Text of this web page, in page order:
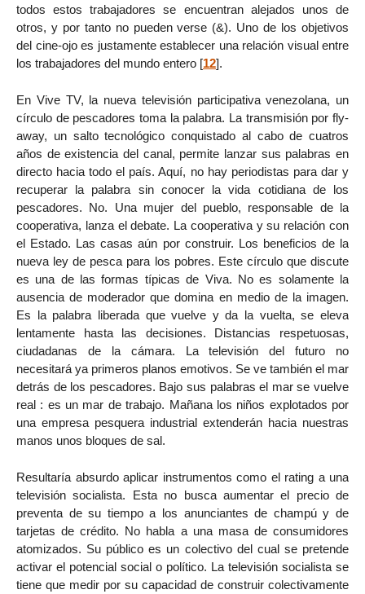
todos estos trabajadores se encuentran alejados unos de
otros, y por tanto no pueden verse (&). Uno de los objetivos
del cine-ojo es justamente establecer una relación visual entre
los trabajadores del mundo entero [12].
En Vive TV, la nueva televisión participativa venezolana, un
círculo de pescadores toma la palabra. La transmisión por fly-
away, un salto tecnológico conquistado al cabo de cuatros
años de existencia del canal, permite lanzar sus palabras en
directo hacia todo el país. Aquí, no hay periodistas para dar y
recuperar la palabra sin conocer la vida cotidiana de los
pescadores. No. Una mujer del pueblo, responsable de la
cooperativa, lanza el debate. La cooperativa y su relación con
el Estado. Las casas aún por construir. Los beneficios de la
nueva ley de pesca para los pobres. Este círculo que discute
es una de las formas típicas de Viva. No es solamente la
ausencia de moderador que domina en medio de la imagen.
Es la palabra liberada que vuelve y da la vuelta, se eleva
lentamente hasta las decisiones. Distancias respetuosas,
ciudadanas de la cámara. La televisión del futuro no
necesitará ya primeros planos emotivos. Se ve también el mar
detrás de los pescadores. Bajo sus palabras el mar se vuelve
real : es un mar de trabajo. Mañana los niños explotados por
una empresa pesquera industrial extenderán hacia nuestras
manos unos bloques de sal.
Resultaría absurdo aplicar instrumentos como el rating a una
televisión socialista. Esta no busca aumentar el precio de
preventa de su tiempo a los anunciantes de champú y de
tarjetas de crédito. No habla a una masa de consumidores
atomizados. Su público es un colectivo del cual se pretende
activar el potencial social o político. La televisión socialista se
tiene que medir por su capacidad de construir colectivamente